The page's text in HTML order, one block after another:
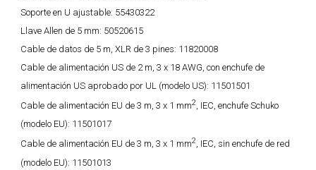
Soporte en U ajustable: 55430322
Llave Allen de 5 mm: 50520615
Cable de datos de 5 m, XLR de 3 pines: 11820008
Cable de alimentación US de 2 m, 3 x 18 AWG, con enchufe de
alimentación US aprobado por UL (modelo US): 11501501
Cable de alimentación EU de 3 m, 3 x 1 mm2, IEC, enchufe Schuko
(modelo EU): 11501017
Cable de alimentación EU de 3 m, 3 x 1 mm2, IEC, sin enchufe de red
(modelo EU): 11501013